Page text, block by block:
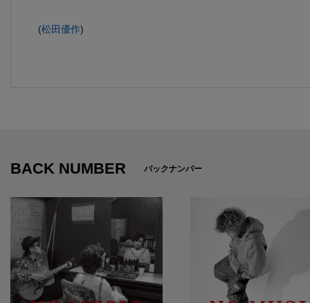
(松田優作)
BACK NUMBER バックナンバー